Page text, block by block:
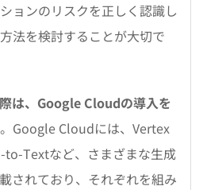
ョンのリスクを正しく認識し
法を検討することが大切で
は、Google Cloudの導入を
Google Cloudには、Vertex
Textなど、さまざまな生成
されており、それぞれを組み